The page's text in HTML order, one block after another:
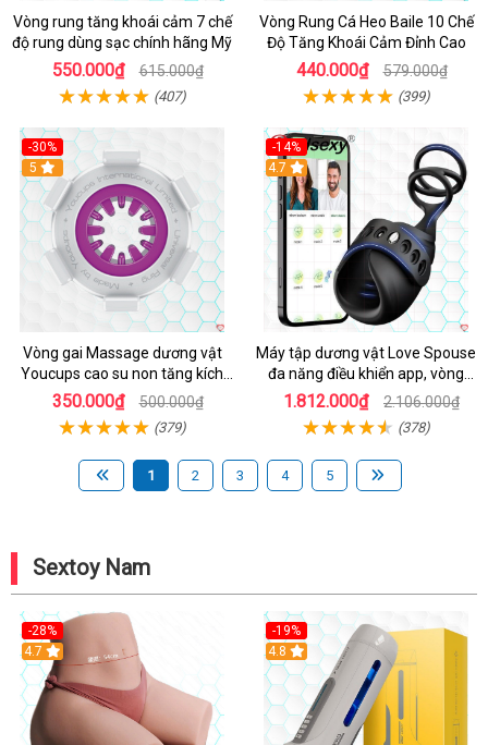
Vòng rung tăng khoái cảm 7 chế
độ rung dùng sạc chính hãng Mỹ
550.000₫ 615.000₫
(407)
Vòng Rung Cá Heo Baile 10 Chế
Độ Tăng Khoái Cảm Đỉnh Cao
440.000₫ 579.000₫
(399)
-30%
5
Vòng gai Massage dương vật
Youcups cao su non tăng kích
thước
350.000₫ 500.000₫
(379)
-14%
4.7
Máy tập dương vật Love Spouse
đa năng điều khiển app, vòng
đeo siêu tiện
1.812.000₫ 2.106.000₫
(378)
1 2 3 4 5
Sextoy Nam
-28%
4.7
-19%
Hot
4.8